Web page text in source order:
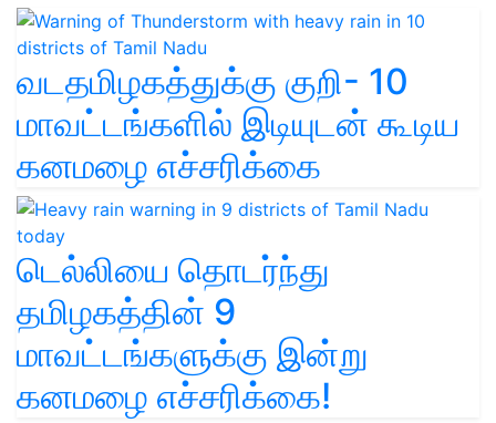
வடதமிழகத்துக்கு குறி- 10
மாவட்டங்களில் இடியுடன் கூடிய
கனமழை எச்சரிக்கை
டெல்லியை தொடர்ந்து
தமிழகத்தின் 9
மாவட்டங்களுக்கு இன்று
கனமழை எச்சரிக்கை!